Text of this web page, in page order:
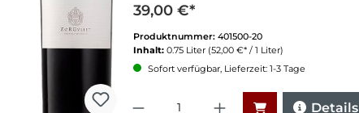
39,00 €*
Produktnummer: 401500-20
Inhalt: 0.75 Liter (52,00 €* / 1 Liter)
Sofort verfügbar, Lieferzeit: 1-3 Tage
Details